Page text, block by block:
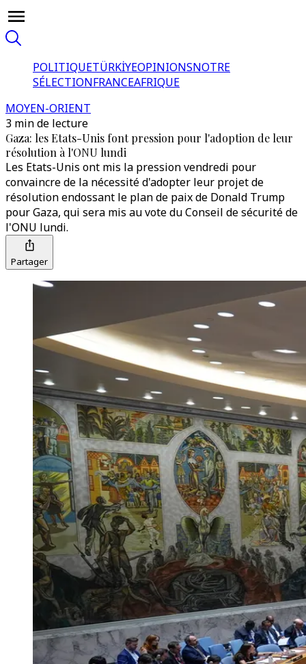
POLITIQUETÜRKİYEOPINIONSNOTRE
SÉLECTIONFRANCEAFRIQUE
MOYEN-ORIENT
3 min de lecture
Gaza: les Etats-Unis font pression pour l'adoption de leur
résolution à l'ONU lundi
Les Etats-Unis ont mis la pression vendredi pour
convaincre de la nécessité d'adopter leur projet de
résolution endossant le plan de paix de Donald Trump
pour Gaza, qui sera mis au vote du Conseil de sécurité de
l'ONU lundi.
Partager